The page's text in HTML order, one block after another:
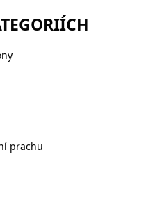
prachu